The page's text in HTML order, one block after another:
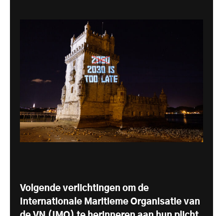
Volgende verlichtingen om de
Internationale Maritieme Organisatie van